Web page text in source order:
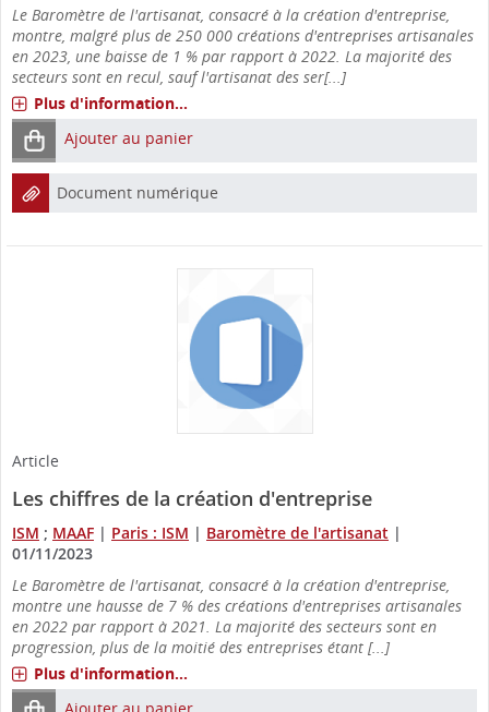
Le Baromètre de l'artisanat, consacré à la création d'entreprise,
montre, malgré plus de 250 000 créations d'entreprises artisanales
en 2023, une baisse de 1 % par rapport à 2022. La majorité des
secteurs sont en recul, sauf l'artisanat des ser[...]
Plus d'information...
Ajouter au panier
Document numérique
Article
Les chiffres de la création d'entreprise
ISM ; MAAF | Paris : ISM | Baromètre de l'artisanat |
01/11/2023
Le Baromètre de l'artisanat, consacré à la création d'entreprise,
montre une hausse de 7 % des créations d'entreprises artisanales
en 2022 par rapport à 2021. La majorité des secteurs sont en
progression, plus de la moitié des entreprises étant [...]
Plus d'information...